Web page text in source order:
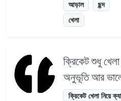
আড়াল
ছন্দ
খেলা
ক্রিকেট শুধু
অনুভূতি আর
ক্রিকেট খেলা নিয়ে